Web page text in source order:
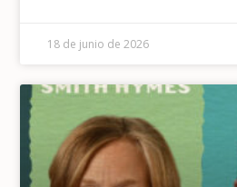
Comunidad, HCE – 970-947-
18 de junio de 2026